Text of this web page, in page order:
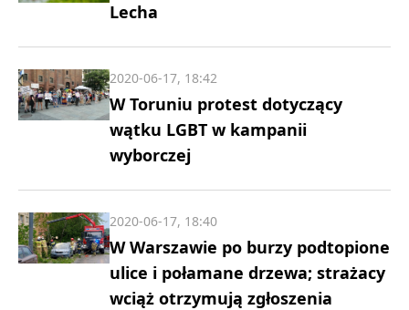
Lecha
W Toruniu protest dotyczący
wątku LGBT w kampanii
wyborczej
2020-06-17, 18:42
W Warszawie po burzy podtopione
ulice i połamane drzewa; strażacy
wciąż otrzymują zgłoszenia
2020-06-17, 18:40